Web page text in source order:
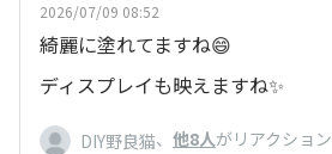
2026/07/09 08:52
綺麗に塗れてますね😄
ディスプレイも映えますね✨
DIY野良猫、 他8人がリアクション